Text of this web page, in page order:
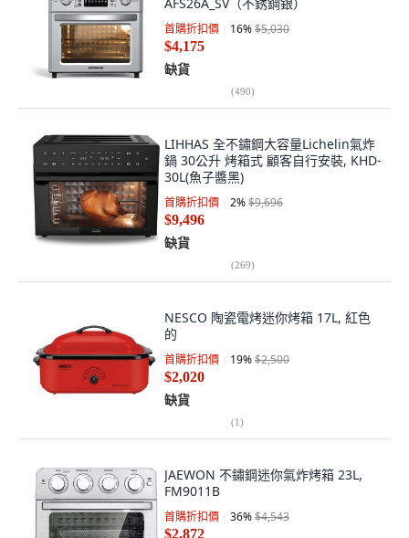
首購折扣價 16%$5,030
$4,175
缺貨
(490)
LIHHAS 全不鏽鋼大容量Lichelin氣炸
鍋 30公升 烤箱式 顧客自行安裝, KHD-
30L(魚子醬黑)
首購折扣價 2%$9,696
$9,496
缺貨
(269)
NESCO 陶瓷電烤迷你烤箱 17L, 紅色
的
首購折扣價 19%$2,500
$2,020
缺貨
(1)
JAEWON 不鏽鋼迷你氣炸烤箱 23L,
FM9011B
首購折扣價 36%$4,543
$2,872